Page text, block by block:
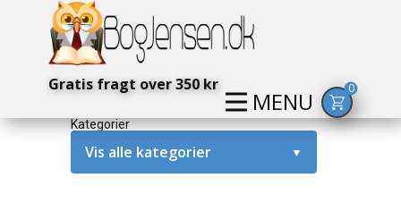
MENU
Gratis fragt over 350 kr 0
Kategorier
Vis alle kategorier ▼